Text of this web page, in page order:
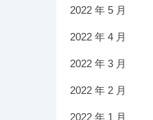
2022 年 5 月
2022 年 4 月
2022 年 3 月
2022 年 2 月
2022 年 1 月